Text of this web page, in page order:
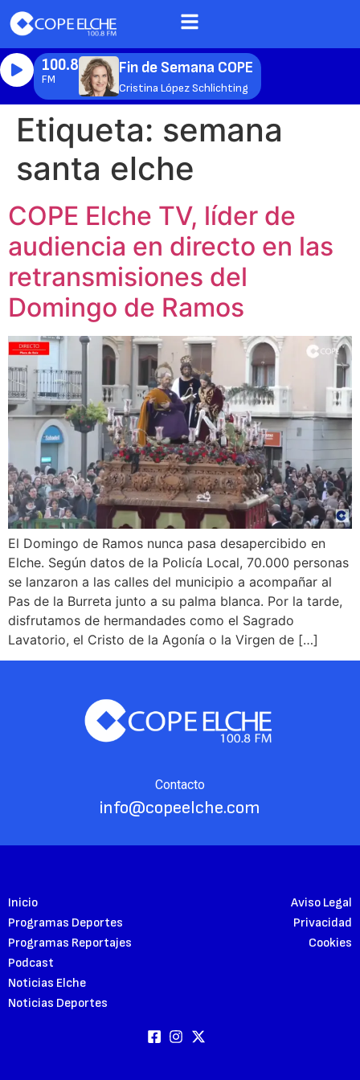
100.8
FM
Fin de Semana COPE
Cristina López Schlichting
Etiqueta: semana
santa elche
COPE Elche TV, líder de
audiencia en directo en las
retransmisiones del
Domingo de Ramos
El Domingo de Ramos nunca pasa desapercibido en
Elche. Según datos de la Policía Local, 70.000 personas
se lanzaron a las calles del municipio a acompañar al
Pas de la Burreta junto a su palma blanca. Por la tarde,
disfrutamos de hermandades como el Sagrado
Lavatorio, el Cristo de la Agonía o la Virgen de […]
Contacto
info@copeelche.com
Inicio
Programas Deportes
Programas Reportajes
Podcast
Noticias Elche
Noticias Deportes
Aviso Legal
Privacidad
Cookies